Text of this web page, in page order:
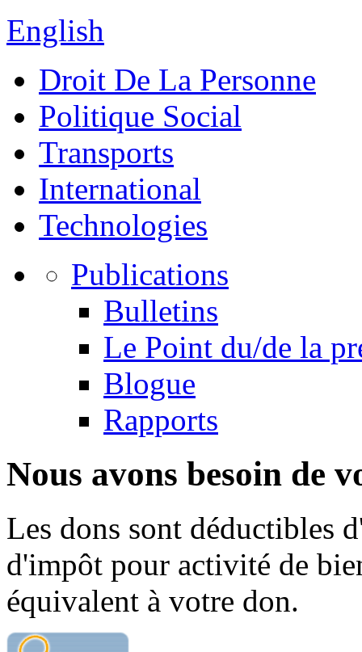
English
Droit De La Personne
Politique Social
Transports
International
Technologies
Publications
Bulletins
Le Point du/de la
Blogue
Rapports
Nous avons besoin de
Les dons sont déductibles
d'impôt pour activité de
équivalent à votre don.